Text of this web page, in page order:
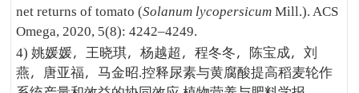
net returns of tomato (Solanum lycopersicum Mill.). ACS
Omega, 2020, 5(8): 4242–4249.
4)姚媛媛，王晓琪，杨越超，程冬冬，陈宝成，刘
燕，唐亚福，马金昭.控释尿素与黄腐酸提高稻麦轮作